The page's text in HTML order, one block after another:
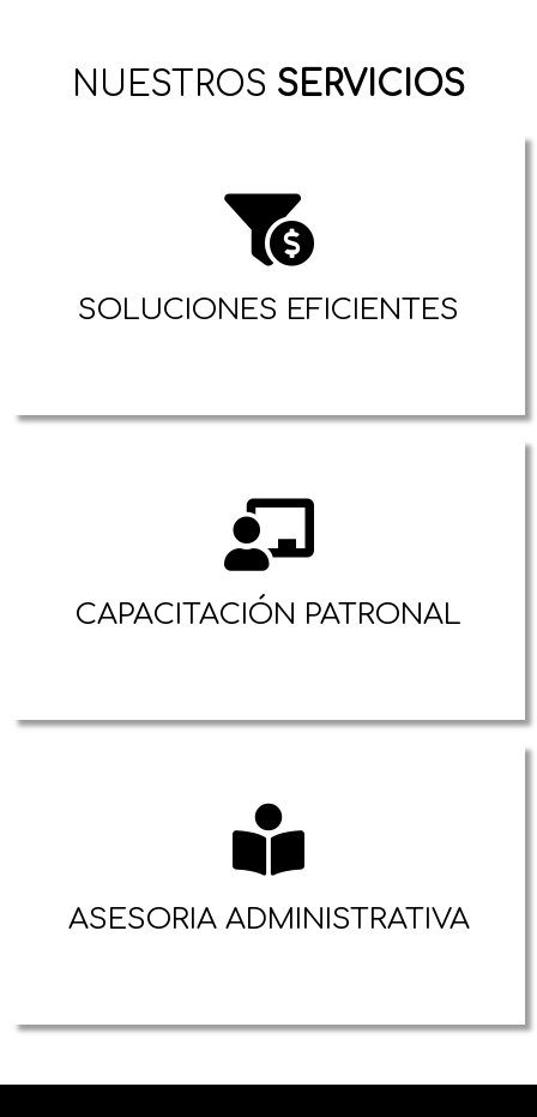
NUESTROS SERVICIOS
SOLUCIONES EFICIENTES
CAPACITACIÓN PATRONAL
ASESORIA ADMINISTRATIVA